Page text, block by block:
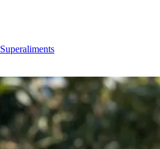
Superaliments